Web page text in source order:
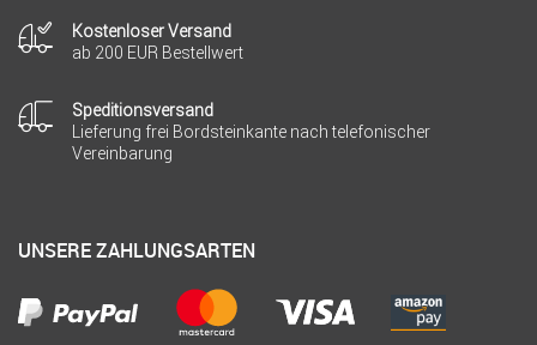
Kostenloser Versand
ab 200 EUR Bestellwert
Speditionsversand
Lieferung frei Bordsteinkante nach telefonischer
Vereinbarung
UNSERE ZAHLUNGSARTEN